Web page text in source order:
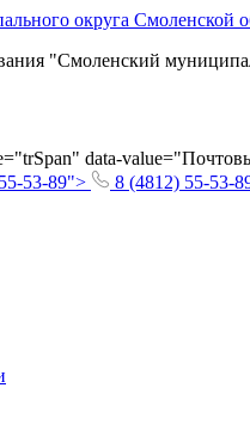
"Смоленский
data-
53-89">
8 (4812) 55-53-